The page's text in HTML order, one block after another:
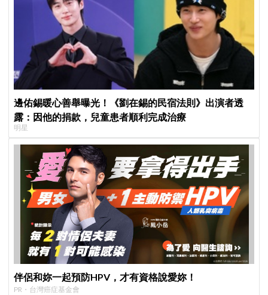
邊佑錫暖心善舉曝光！《劉在錫的民宿法則》出演者透
露：因他的捐款，兒童患者順利完成治療
明星
伴侶和妳一起預防HPV，才有資格說愛妳！
PR・台灣癌症基金會